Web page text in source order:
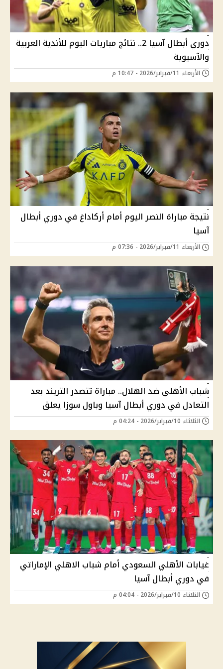
دوري أبطال آسيا 2.. نتائج مباريات اليوم للأندية العربية
والآسيوية
الأربعاء 11/فبراير/2026 - 10:47 م
نتيجة مباراة النصر اليوم أمام أركاداغ في دوري أبطال
آسيا
الأربعاء 11/فبراير/2026 - 07:36 م
شباب الأهلي ضد الهلال.. مباراة تتصدر التريند بعد
التعادل في دوري أبطال آسيا وباول سوزا يعلق
الثلاثاء 10/فبراير/2026 - 04:24 م
غيابات الأهلي السعودي أمام شباب الاهلي الإماراتي
في دوري أبطال آسيا
الثلاثاء 10/فبراير/2026 - 04:04 م